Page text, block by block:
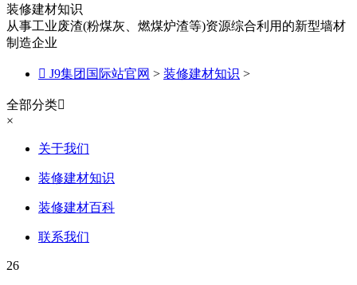
装修建材知识
从事工业废渣(粉煤灰、燃煤炉渣等)资源综合利用的新型墙材
制造企业
 J9集团国际站官网 > 装修建材知识 >
全部分类
×
关于我们
装修建材知识
装修建材百科
联系我们
26